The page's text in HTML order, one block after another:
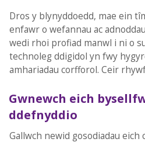
Dros y blynyddoedd, mae ein
enfawr o wefannau ac
wedi rhoi profiad manwl i ni o
technoleg ddigidol yn fwy
amhariadau corfforol. Ceir
Gwnewch eich
ddefnyddio
Gallwch newid gosodiadau